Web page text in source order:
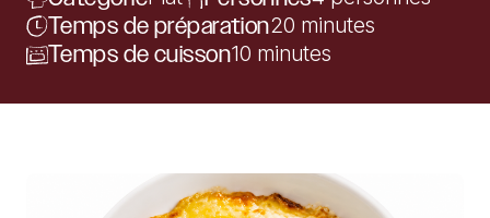
Temps de préparation20 minutes
Temps de cuisson10 minutes